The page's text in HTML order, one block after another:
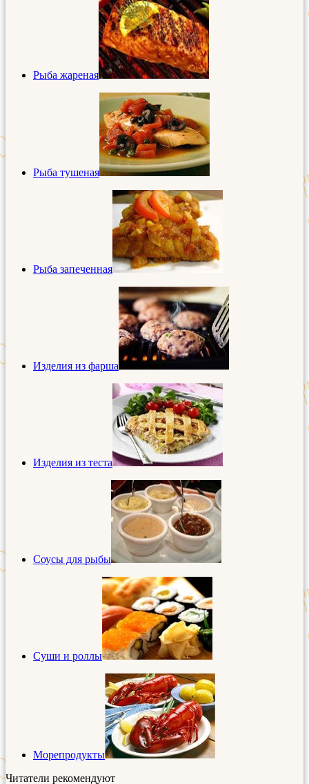
Рыба жареная
Рыба тушеная
Рыба запеченная
Изделия из фарша
Изделия из теста
Соусы для рыбы
Суши и роллы
Морепродукты
Читатели рекомендуют